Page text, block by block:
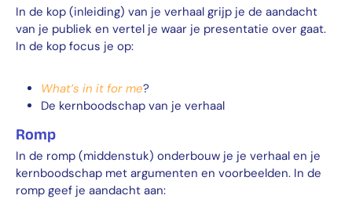
In de kop (inleiding) van je verhaal grijp je de aandacht
van je publiek en vertel je waar je presentatie over gaat.
In de kop focus je op:
What’s in it for me?
De kernboodschap van je verhaal
Romp
In de romp (middenstuk) onderbouw je je verhaal en je
kernboodschap met argumenten en voorbeelden. In de
romp geef je aandacht aan: